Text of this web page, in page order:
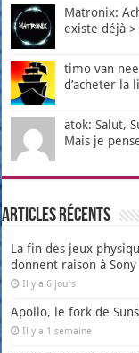
Matronix:
existe déjà
timo van
d’acheter la
atok: Salut,
Mais je
Articles récents
La fin des jeux
donnent raison à Sony
Il y a 6 jours
Apollo, le fork de
Il y a 1 semaine